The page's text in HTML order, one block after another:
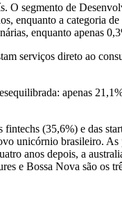
O segmento de
enquanto a categoria
enquanto apenas
serviços direto ao
apenas
fintechs (35,6%) e das
unicórnio brasileiro.
anos depois, a
e Bossa Nova são os